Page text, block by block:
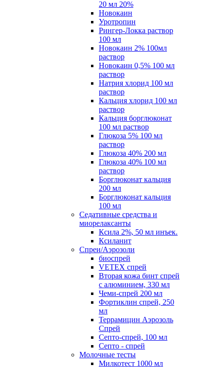
20 мл 20%
Новокаин
Уротропин
Рингер-Локка раствор
100 мл
Новокаин 2% 100мл
раствор
Новокаин 0,5% 100 мл
раствор
Натрия хлорид 100 мл
раствор
Кальция хлорид 100 мл
раствор
Кальция борглюконат
100 мл раствор
Глюкоза 5% 100 мл
раствор
Глюкоза 40% 200 мл
Глюкоза 40% 100 мл
раствор
Борглюконат кальция
200 мл
Борглюконат кальция
100 мл
Седативные средства и
миорелаксанты
Ксила 2%, 50 мл инъек.
Ксиланит
Спреи/Аэрозоли
биоспрей
VETEX спрей
Вторая кожа бинт спрей
с алюминием, 330 мл
Чеми-спрей 200 мл
Фортиклин спрей, 250
мл
Террамицин Аэрозоль
Спрей
Септо-спрей, 100 мл
Септо - спрей
Молочные тесты
Милкотест 1000 мл